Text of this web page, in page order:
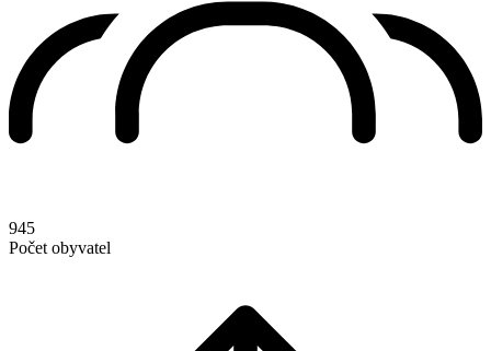
945
Počet obyvatel